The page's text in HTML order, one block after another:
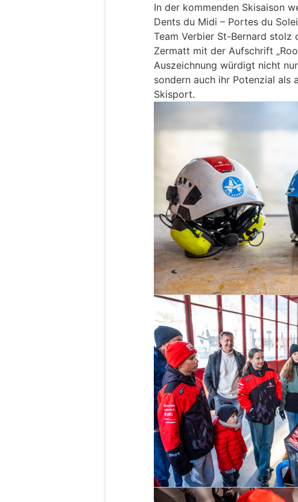
In der kommenden Skisaison
Dents du Midi – Portes du
Team Verbier St-Bernard stolz
Zermatt mit der Aufschrift
Auszeichnung würdigt nicht
sondern auch ihr Potenzial als
Skisport.